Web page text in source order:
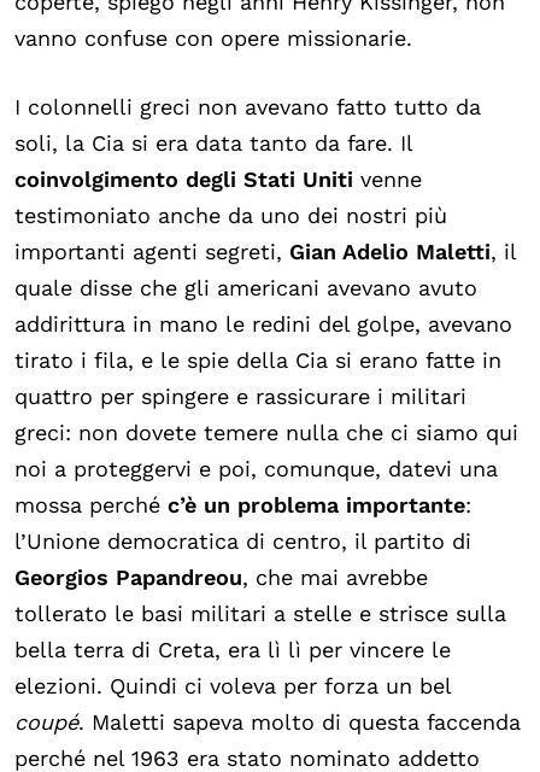
vanno confuse con opere missionarie.
I colonnelli greci non avevano fatto tutto da
soli, la Cia si era data tanto da fare. Il
coinvolgimento degli Stati Uniti venne
testimoniato anche da uno dei nostri più
importanti agenti segreti, Gian Adelio Maletti, il
quale disse che gli americani avevano avuto
addirittura in mano le redini del golpe, avevano
tirato i fila, e le spie della Cia si erano fatte in
quattro per spingere e rassicurare i militari
greci: non dovete temere nulla che ci siamo qui
noi a proteggervi e poi, comunque, datevi una
mossa perché c’è un problema importante:
l’Unione democratica di centro, il partito di
Georgios Papandreou, che mai avrebbe
tollerato le basi militari a stelle e strisce sulla
bella terra di Creta, era lì lì per vincere le
elezioni. Quindi ci voleva per forza un bel
coupé. Maletti sapeva molto di questa faccenda
perché nel 1963 era stato nominato addetto